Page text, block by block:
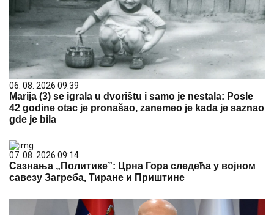
06. 08. 2026 09:39
Marija (3) se igrala u dvorištu i samo je nestala: Posle
42 godine otac je pronašao, zanemeo je kada je saznao
gde je bila
07. 08. 2026 09:14
Сазнања „Политике”: Црна Гора следећа у војном
савезу Загреба, Тиране и Приштине